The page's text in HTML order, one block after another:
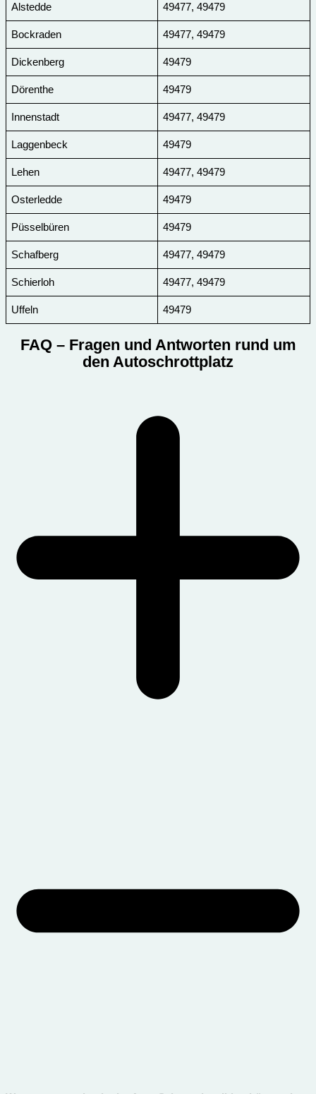
Alstedde 49477, 49479
Bockraden 49477, 49479
Dickenberg 49479
Dörenthe 49479
Innenstadt 49477, 49479
Laggenbeck 49479
Lehen 49477, 49479
Osterledde 49479
Püsselbüren 49479
Schafberg 49477, 49479
Schierloh 49477, 49479
Uffeln 49479
FAQ – Fragen und Antworten rund um
den Autoschrottplatz